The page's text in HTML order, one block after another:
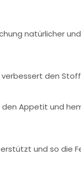
natürlicher
den
den Appetit und
und so die